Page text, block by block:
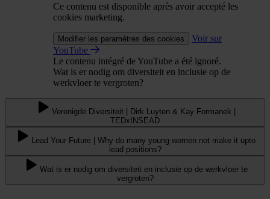
Ce contenu est disponible après avoir accepté les
cookies marketing.
Modifier les paramètres des cookies
Voir sur
YouTube
Le contenu intégré de YouTube a été ignoré.
Wat is er nodig om diversiteit en inclusie op de
werkvloer te vergroten?
Verenigde Diversiteit | Dirk Luyten & Kay Formanek |
TEDxINSEAD
Lead Your Future | Why do many young women not make it upto
lead positions?
Wat is er nodig om diversiteit en inclusie op de werkvloer te
vergroten?